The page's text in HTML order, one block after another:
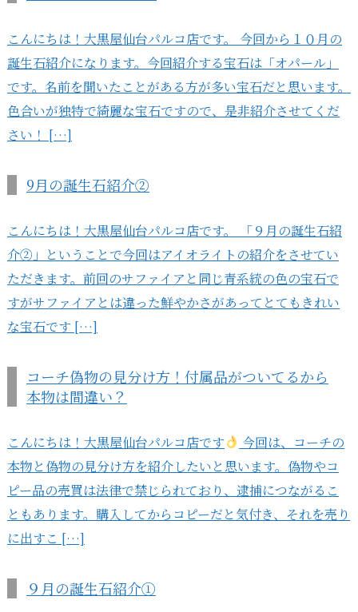
こんにちは！大黒屋仙台パルコ店です。 今回から１０月の
誕生石紹介になります。今回紹介する宝石は「オパール」
です。名前を聞いたことがある方が多い宝石だと思います。
色合いが独特で綺麗な宝石ですので、是非紹介させてくだ
さい！ […]
9月の誕生石紹介②
こんにちは！大黒屋仙台パルコ店です。 「９月の誕生石紹
介②」ということで今回はアイオライトの紹介をさせてい
ただきます。前回のサファイアと同じ青系統の色の宝石で
すがサファイアとは違った鮮やかさがあってとてもきれい
な宝石です […]
コーチ偽物の見分け方！付属品がついてるから
本物は間違い？
こんにちは！大黒屋仙台パルコ店です
今回は、コーチの
本物と偽物の見分け方を紹介したいと思います。偽物やコ
ピー品の売買は法律で禁じられており、逮捕につながるこ
ともあります。購入してからコピーだと気付き、それを売り
に出すこ […]
９月の誕生石紹介①